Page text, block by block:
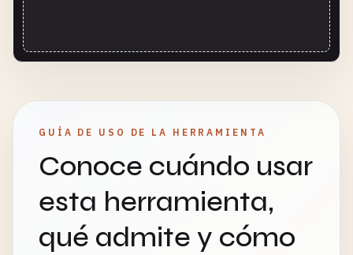
GUÍA DE USO DE LA HERRAMIENTA
Conoce cuándo usar
esta herramienta,
qué admite y cómo